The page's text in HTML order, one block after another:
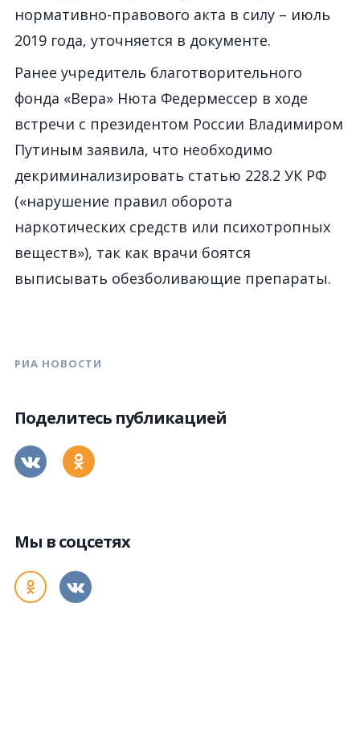
нормативно-правового акта в силу – июль
2019 года, уточняется в документе.
Ранее учредитель благотворительного
фонда «Вера» Нюта Федермессер в ходе
встречи с президентом России Владимиром
Путиным заявила, что необходимо
декриминализировать статью 228.2 УК РФ
(«нарушение правил оборота
наркотических средств или психотропных
веществ»), так как врачи боятся
выписывать обезболивающие препараты.
РИА НОВОСТИ
Поделитесь публикацией
Мы в соцсетях